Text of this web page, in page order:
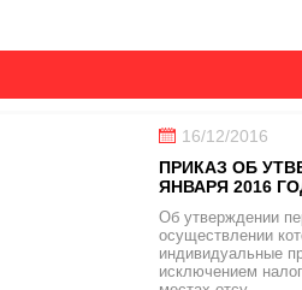
16/12/2016
ПРИКАЗ ОБ
ЯНВАРЯ 2016
Об утверждении
осуществлении
индивидуальные
исключением